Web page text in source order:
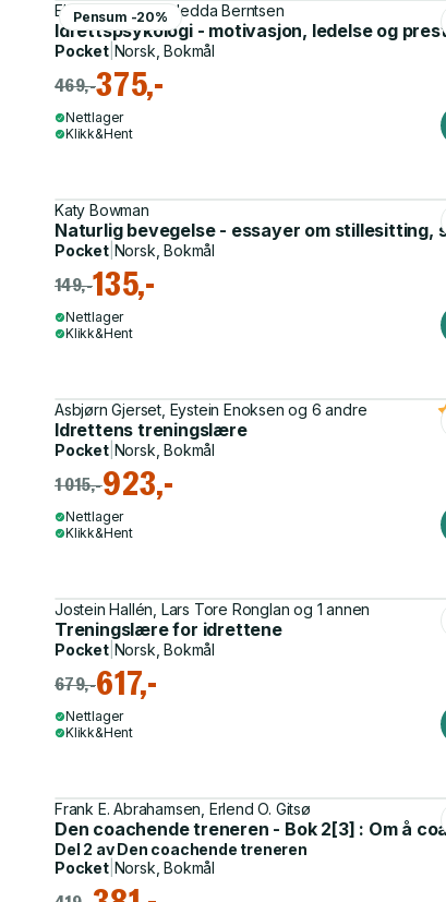
Pensum -20%
Elsa Kristiansen, Hedda Berntsen
Idrettspsykologi - motivasjon, ledelse og
Pocket| Norsk, Bokmål
469,-375,-
Nettlager
Klikk&Hent
Katy Bowman
Naturlig bevegelse - essayer om stillesitting,
Pocket| Norsk, Bokmål
149,-135,-
Nettlager
Klikk&Hent
Asbjørn Gjerset, Eystein Enoksen og 6 andre
Idrettens treningslære
Pocket| Norsk, Bokmål
1 015,-923,-
Nettlager
Klikk&Hent
Jostein Hallén, Lars Tore Ronglan og 1 annen
Treningslære for idrettene
Pocket| Norsk, Bokmål
679,-617,-
Nettlager
Klikk&Hent
Frank E. Abrahamsen, Erlend O. Gitsø
Den coachende treneren - Bok 2[3] : Om å
Del 2 avDen coachende treneren
Pocket| Norsk, Bokmål